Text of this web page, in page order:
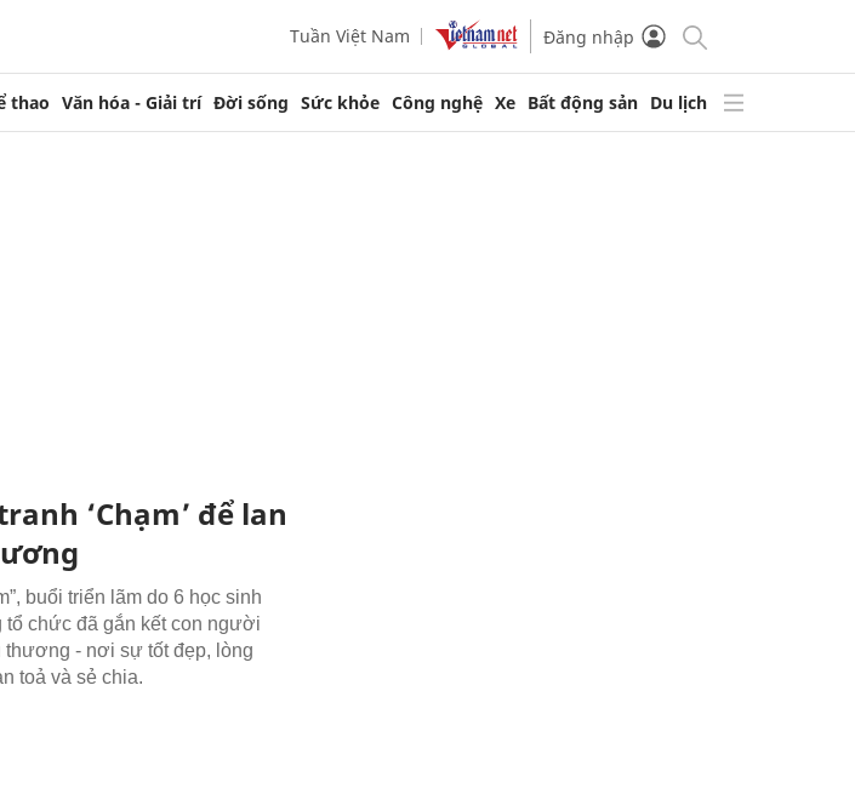
Tuần Việt Nam Đăng nhập
thao Văn hóa - Giải trí Đời sống Sức khỏe Công nghệ Xe Bất động sản Du lịch
‘Chạm’ để lan
buổi triển lãm do 6 học sinh
tổ chức đã gắn kết con người
thương - nơi sự tốt đẹp, lòng
toả và sẻ chia.